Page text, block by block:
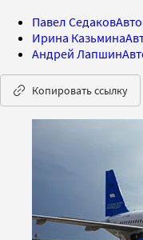
Павел Седаков
Ирина Казьмина
Андрей Лапшин
Копировать ссылку